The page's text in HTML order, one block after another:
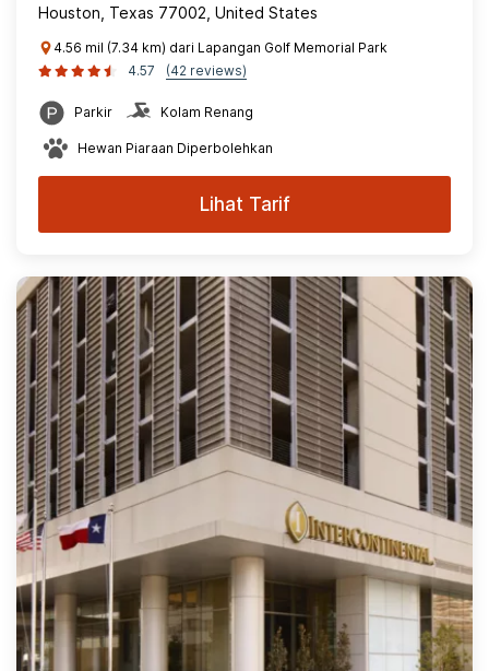
Houston, Texas 77002, United States
4.56 mil (7.34 km) dari Lapangan Golf Memorial Park
4.57
(42 reviews)
Parkir Kolam Renang
Hewan Piaraan Diperbolehkan
Lihat Tarif